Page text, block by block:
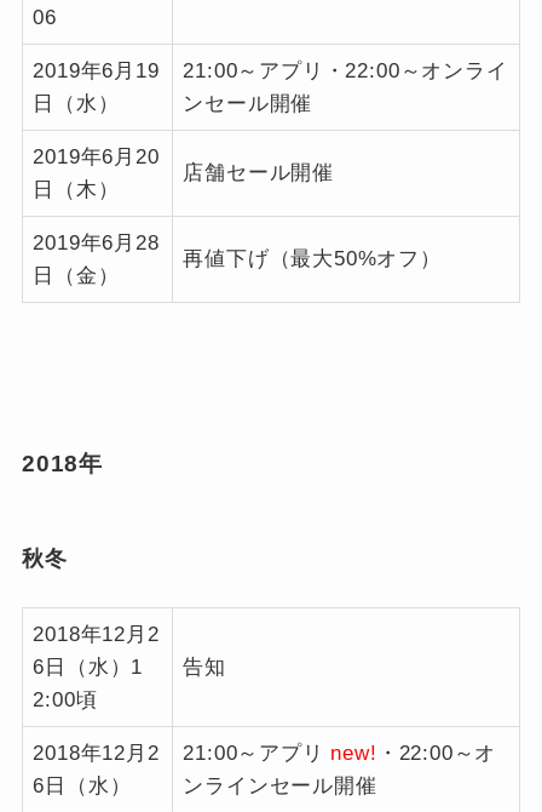
06
2019年6月19
日（水）
21:00～アプリ・22:00～オンライ
ンセール開催
2019年6月20
日（木）
店舗セール開催
2019年6月28
日（金）
再値下げ（最大50%オフ）
2018年
秋冬
2018年12月2
6日（水）1
2:00頃
告知
2018年12月2
6日（水）
21:00～アプリ new! ・22:00～オ
ンラインセール開催